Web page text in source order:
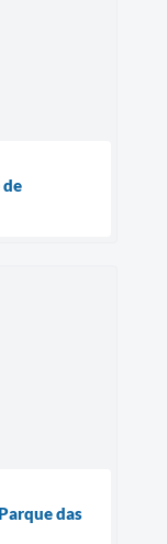
de
das